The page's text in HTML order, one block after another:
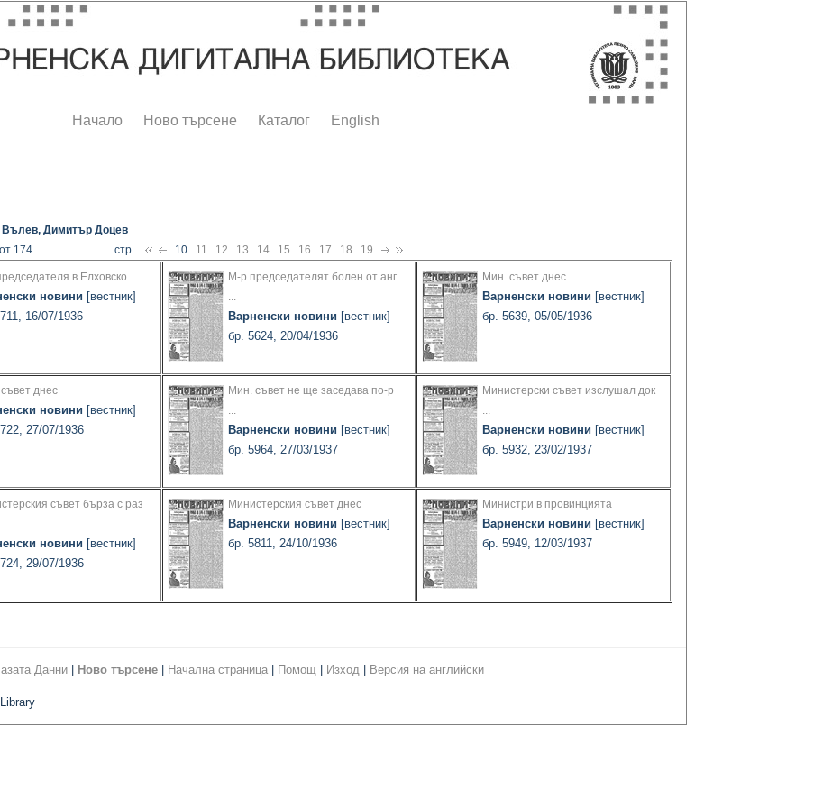
Начало Ново търсене Каталог English
Вълев, Димитър Доцев
174
стр. 10 11 12 13 14 15 16 17 18 19
в Елховско
новини [вестник]
16/07/1936
М-р председателят болен от анг
...
Варненски новини [вестник]
бр. 5624, 20/04/1936
Мин. съвет днес
Варненски новини [вестник]
бр. 5639, 05/05/1936
днес
новини [вестник]
27/07/1936
Мин. съвет не ще заседава по-р
...
Варненски новини [вестник]
бр. 5964, 27/03/1937
Министерски съвет изслушал док
...
Варненски новини [вестник]
бр. 5932, 23/02/1937
съвет бърза с раз
новини [вестник]
29/07/1936
Министерския съвет днес
Варненски новини [вестник]
бр. 5811, 24/10/1936
Министри в провинцията
Варненски новини [вестник]
бр. 5949, 12/03/1937
Данни Ново търсене Начална страница Помощ Изход Версия на английски